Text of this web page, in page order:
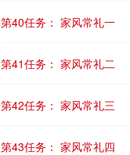
第40任务： 家风常礼一
第41任务： 家风常礼二
第42任务： 家风常礼三
第43任务： 家风常礼四